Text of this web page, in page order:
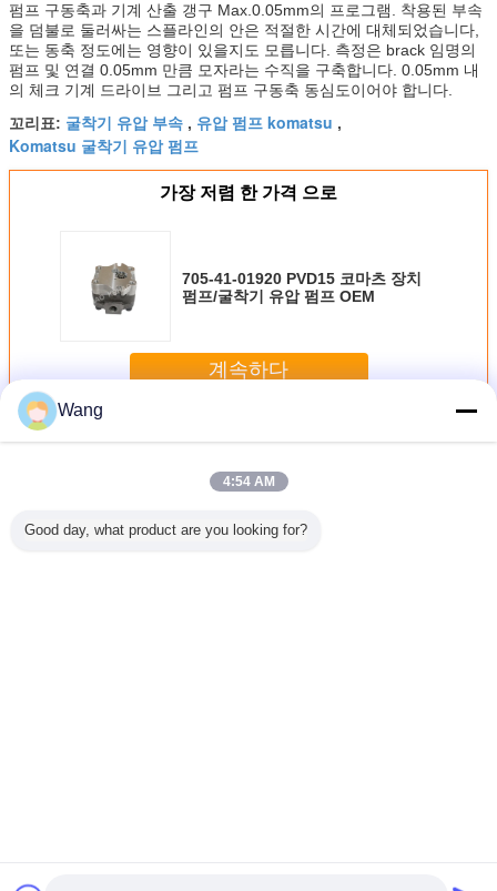
펌프 구동축과 기계 산출 갱구 Max.0.05mm의 프로그램. 착용된 부속
을 덤불로 둘러싸는 스플라인의 안은 적절한 시간에 대체되었습니다,
또는 동축 정도에는 영향이 있을지도 모릅니다. 측정은 brack 임명의
펌프 및 연결 0.05mm 만큼 모자라는 수직을 구축합니다. 0.05mm 내
의 체크 기계 드라이브 그리고 펌프 구동축 동심도이어야 합니다.
꼬리표: 굴착기 유압 부속 , 유압 펌프 komatsu ,
Komatsu 굴착기 유압 펌프
가장 저렴 한 가격 으로
705-41-01920 PVD15 코마츠 장치
펌프/굴착기 유압 펌프 OEM
계속하다
더 많은 것
Wang
4:54 AM
Good day, what product are you looking for?